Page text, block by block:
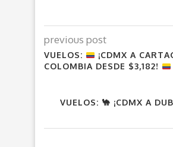
previous post
VUELOS:
¡CDMX A
COLOMBIA DESDE $3,182!
VUELOS: 🐪 ¡CDMX A